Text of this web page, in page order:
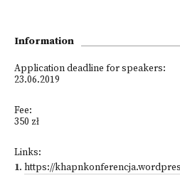
Information
Application deadline for speakers:
23.06.2019
Fee:
350 zł
Links:
1. https://